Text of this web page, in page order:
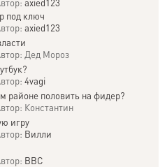
axied123
под ключ
axied123
Дед Мороз
4vagi
районе половить на фидер?
Константин
игру
Вилли
ВВС